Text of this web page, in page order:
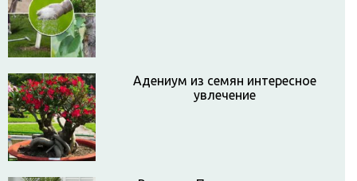
Адениум из семян интересное
увлечение